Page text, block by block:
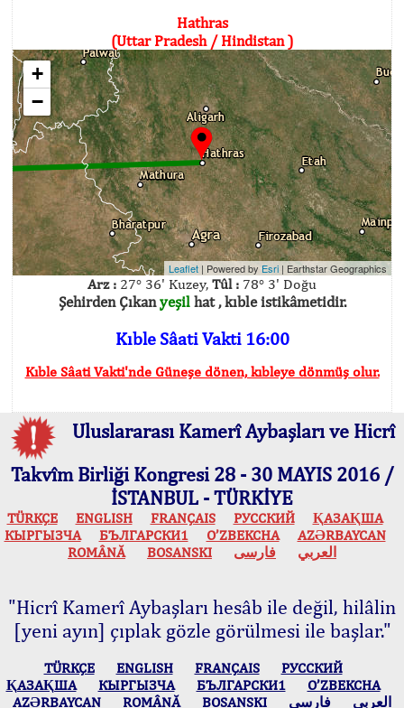
Hathras
(Uttar Pradesh / Hindistan )
+
−
Leaflet | Powered by Esri | Earthstar Geographics
Arz : 27° 36' Kuzey, Tûl : 78° 3' Doğu
Şehirden Çıkanyeşilhat , kıble istikâmetidir.
Kıble Sâati Vakti 16:00
Kıble Sâati Vakti'nde Güneşe dönen, kıbleye dönmüş olur.
Uluslararası Kamerî Aybaşları ve Hicrî
Takvîm Birliği Kongresi 28 - 30 MAYIS 2016 /
İSTANBUL - TÜRKİYE
TÜRKÇE ENGLISH FRANÇAIS РУССКИЙ
ҚАЗАҚША
КЫPГЫЗЧA
БЪЛГАРСКИ1 O’ZBEKCHA
AZӘRBAYCAN
ROMÂNĂ
BOSANSKI العربي فارسی
"Hicrî Kamerî Aybaşları hesâb ile değil, hilâlin
[yeni ayın] çıplak gözle görülmesi ile başlar."
TÜRKÇE ENGLISH FRANÇAIS
РУССКИЙ
ҚАЗАҚША
КЫPГЫЗЧA БЪЛГАРСКИ1
O’ZBEKCHA
AZӘRBAYCAN
ROMÂNĂ BOSANSKI العربي فارسی